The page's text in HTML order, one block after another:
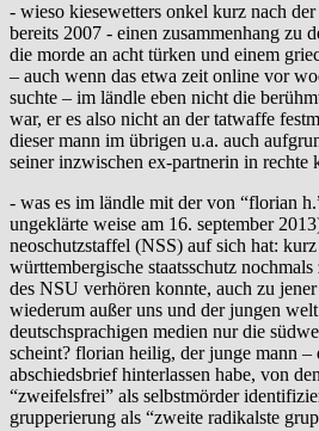
- wieso kiesewetters onkel kurz nach
bereits 2007 - einen zusammenhang zu
die morde an acht türken und einem
– auch wenn das etwa zeit online vor
suchte – im ländle eben nicht die
war, er es also nicht an der tatwaffe
dieser mann im übrigen u.a. auch
seiner inzwischen ex-partnerin in rechte
- was es im ländle mit der von “florian
ungeklärte weise am 16. september
neoschutzstaffel (NSS) auf sich hat:
württembergische staatsschutz
des NSU verhören konnte, auch zu
wiederum außer uns und der jungen
deutschsprachigen medien nur die
scheint? florian heilig, der junge mann –
abschiedsbrief hinterlassen habe, von
“zweifelsfrei” als selbstmörder
grupperierung als “zweite radikalste